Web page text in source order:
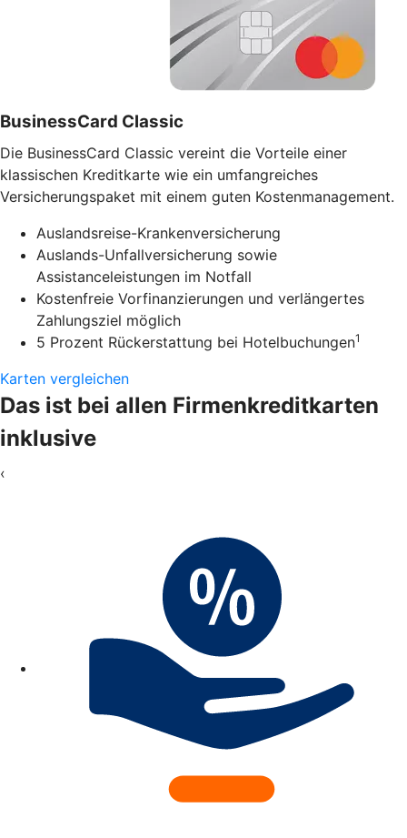
BusinessCard Classic
Die BusinessCard Classic vereint die Vorteile einer
klassischen Kreditkarte wie ein umfangreiches
Versicherungspaket mit einem guten Kostenmanagement.
Auslandsreise-Krankenversicherung
Auslands-Unfallversicherung sowie
Assistanceleistungen im Notfall
Kostenfreie Vorfinanzierungen und verlängertes
Zahlungsziel möglich
5 Prozent Rückerstattung bei Hotelbuchungen1
Karten vergleichen
Das ist bei allen Firmenkreditkarten
inklusive
‹